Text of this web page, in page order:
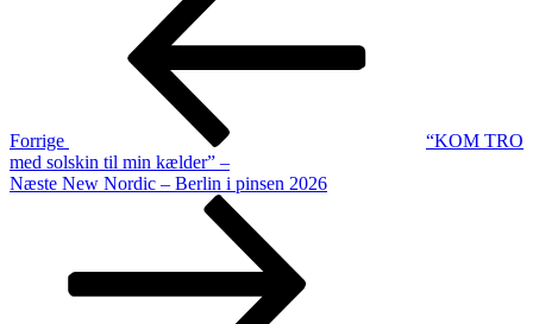
Forrige
“KOM TRO
med solskin til min kælder” –
Næste
Næste New Nordic – Berlin i pinsen 2026